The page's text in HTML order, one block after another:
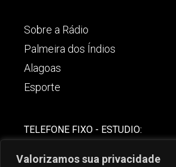
Valorizamos sua privacidade
Sobre a Rádio
Palmeira dos Índios
Alagoas
Esporte
TELEFONE FIXO - ESTUDIO: